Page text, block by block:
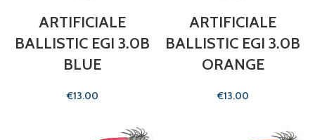
ARTIFICIALE
BALLISTIC EGI 3.0B
BLUE
€
ARTIFICIALE
BALLISTIC EGI 3.0B
ORANGE
€